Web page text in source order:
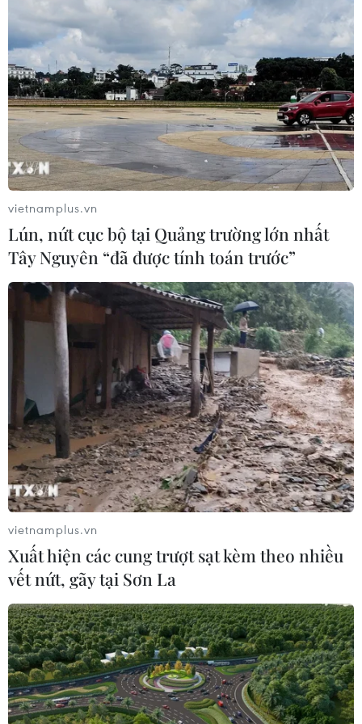
Ngân hàng trước làn sóng AI: Dữ liệu
là đòn bẩy, quản trị là chìa khóa
05/08/2026 09:25
Standard Chartered huy động thành
công khoản vay xã hội 721 triệu USD
cho HDBank
05/08/2026 07:46
Tăng tốc giải ngân đầu tư công,
chấm dứt tâm lý trông chờ
05/08/2026 07:39
Hoàn thiện khuôn khổ pháp lý về
ngân hàng và phòng, chống rửa tiền
05/08/2026 03:43
Cà Mau gỡ “điểm nghẽn” mặt bằng,
xây dựng kịch bản giải ngân
Điều gì chờ đợi đồng yen sau cái bắt
tay giữa Mỹ-Nhật?
04/08/2026 14:11
Sửa Luật Trưng mua, trưng dụng tài
vietnamplus.vn
Lún, nứt cục bộ tại Quảng trường lớn nhất
Tây Nguyên “đã được tính toán trước”
vietnamplus.vn
Xuất hiện các cung trượt sạt kèm theo nhiều
vết nứt, gãy tại Sơn La